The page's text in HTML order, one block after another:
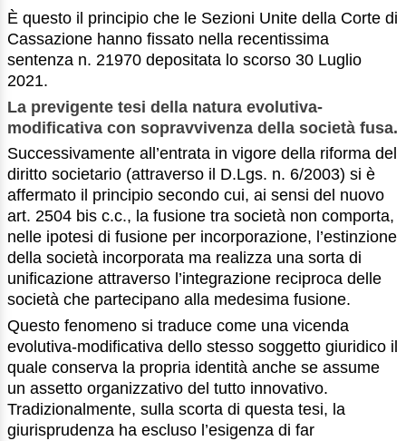
È questo il principio che le Sezioni Unite della Corte di
Cassazione hanno fissato nella recentissima
sentenza n. 21970 depositata lo scorso 30 Luglio
2021.
La previgente tesi della natura evolutiva-
modificativa con sopravvivenza della società fusa.
Successivamente all’entrata in vigore della riforma del
diritto societario (attraverso il D.Lgs. n. 6/2003) si è
affermato il principio secondo cui, ai sensi del nuovo
art. 2504 bis c.c., la fusione tra società non comporta,
nelle ipotesi di fusione per incorporazione, l’estinzione
della società incorporata ma realizza una sorta di
unificazione attraverso l’integrazione reciproca delle
società che partecipano alla medesima fusione.
Questo fenomeno si traduce come una vicenda
evolutiva-modificativa dello stesso soggetto giuridico il
quale conserva la propria identità anche se assume
un assetto organizzativo del tutto innovativo.
Tradizionalmente, sulla scorta di questa tesi, la
giurisprudenza ha escluso l’esigenza di far